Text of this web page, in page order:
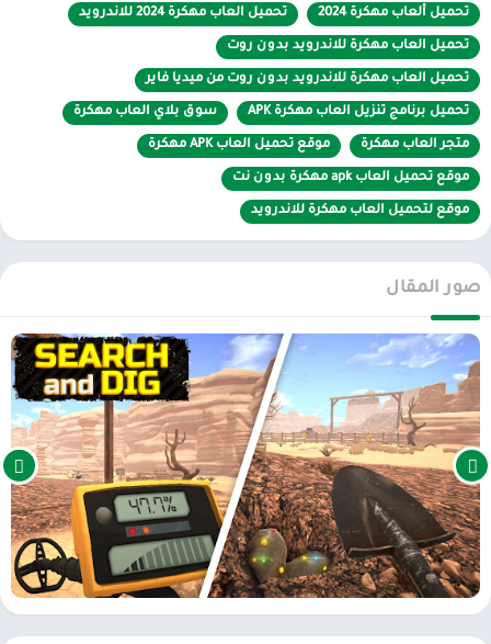
وضع الحماية الحقيقي
التقط الإشارة باستخدام كاشف الذهب الخاص بك، واحفرها بمجرفتك
واجمع الخام!
معالجة الخام
فصل خام الذهب والفضة والأحجار الكريمة في المحطات!
محاكي الحدادة والمجوهرات
استأجر حدادًا وصهر الخام لتحويله إلى سبائك وقضبان، واصطحبه إلى
الصائغ لصياغة المجوهرات وبيعه بسعر باهظ!
النقل والجمعيات
أصلح جرارك وقم بإخلاء منطقة جديدة، وأعد بناء الحفار الخاص بك لحفر
ثقوب ضخمة بالمغرفة!
الميزات
تحميل ألعاب مهكرة 2024 تحميل العاب مهكرة 2024 للاندرويد
تحميل العاب مهكرة للاندرويد بدون روت
تحميل العاب مهكرة للاندرويد بدون روت من ميديا فاير
تحميل برنامج تنزيل العاب مهكرة APK سوق بلاي العاب مهكرة
متجر العاب مهكرة موقع تحميل العاب APK مهكرة
موقع تحميل العاب apk مهكرة بدون نت
موقع لتحميل العاب مهكرة للاندرويد
صور المقال